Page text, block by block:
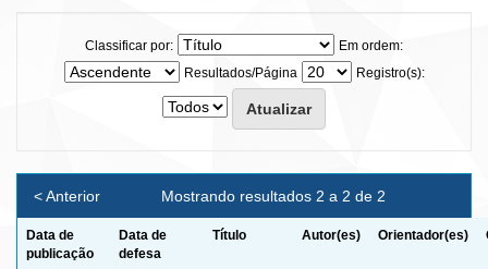
Classificar por:
Em ordem:
Resultados/Página
Registro(s):
Mostrando resultados 2 a 2 de 2
< Anterior
Data de
publicação
Data de
defesa
Título Autor(es) Orientador(es)